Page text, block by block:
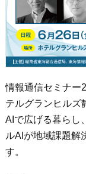
情報通信セミナー
テルグランヒルズ
AIで広げる暮らし
ルAIが地域課題解
す。